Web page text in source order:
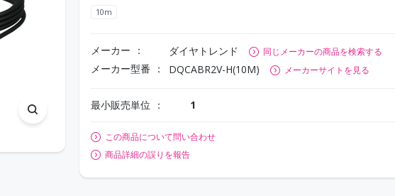
10m
メーカー ダイヤトレンド 同じメーカーの商品を検索する
メーカー型番 DQCABR2V-H(10M) メーカーサイトを見る
最小販売単位 1
この商品について問い合わせ
商品詳細の誤りを報告